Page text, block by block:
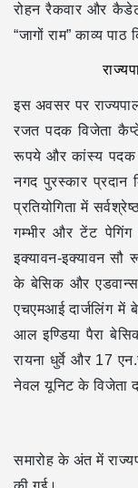
रोहन रैकवार और
“जागों राम” काव्य पाठ
इस अवसर पर
रजत पदक विजेता
रूपये और कांस्य पदक
नगद पुरस्कार प्रदान
प्रतियोगिता में
गम्भीर और टेंट पेगिंग
इक्यावन-इक्यावन सौ
के बेसिक और एडवान्स
एचएमआई दार्जलिंग में
आल इण्डिया पैरा
रायना धुर्वे और 17
नेवल यूनिट के विजेता
समारोह के अंत में